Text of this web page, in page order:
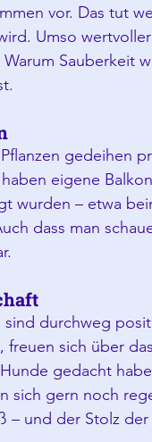
vor. Das tut
Umso
Sauberkeit
gedeihen
eigene
wurden – etwa
dass man
durchweg
freuen sich über
gedacht
sich gern noch
– und der Stolz der